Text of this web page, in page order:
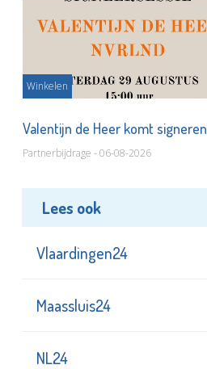
Winkelen
Valentijn de Heer komt signeren
Partnerbijdrage - 06-08-2026
Lees ook
Vlaardingen24
Maassluis24
NL24